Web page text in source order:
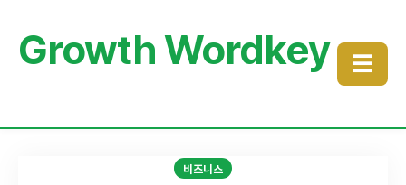
Growth Wordkey ☰
비즈니스